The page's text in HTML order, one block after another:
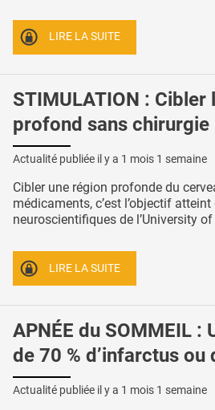
LIRE LA SUITE
STIMULATION : Cibler
profond sans
Actualité publiée il y a 1 mois 1 semaine
Cibler une région profonde du
médicaments, c’est l’objectif
neuroscientifiques de l’University of
LIRE LA SUITE
APNÉE du SOMMEIL :
de 70 % d’infarctus ou
Actualité publiée il y a 1 mois 1 semaine